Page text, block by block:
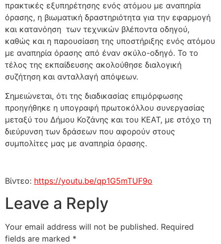
πρακτικές εξυπηρέτησης ενός ατόμου με αναπηρία
όρασης, η βιωματική δραστηριότητα για την εφαρμογή
και κατανόηση των τεχνικών βλέποντα οδηγού,
καθώς και η παρουσίαση της υποστήριξης ενός ατόμου
με αναπηρία όρασης από έναν σκύλο-οδηγό. Το το
τέλος της εκπαίδευσης ακολούθησε διαλογική
συζήτηση και ανταλλαγή απόψεων.
Σημειώνεται, ότι της διαδικασίας επιμόρφωσης
προηγήθηκε η υπογραφή πρωτοκόλλου συνεργασίας
μεταξύ του Δήμου Κοζάνης και του ΚΕΑΤ, με στόχο τη
διεύρυνση των δράσεων που αφορούν στους
συμπολίτες μας με αναπηρία όρασης.
Βίντεο: https://youtu.be/qp1G5mTUF9o
Leave a Reply
Your email address will not be published. Required
fields are marked *